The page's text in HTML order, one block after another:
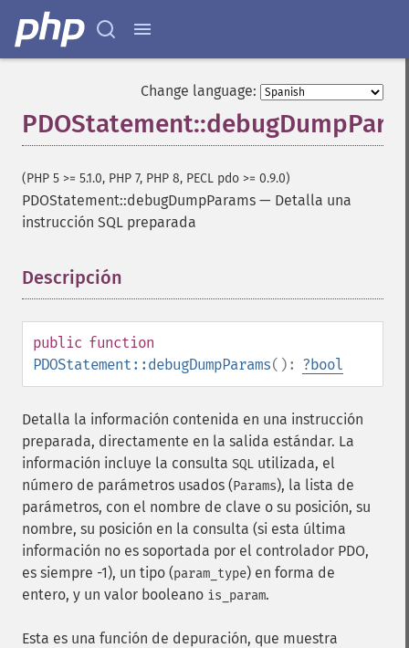
Change language:
(PHP 5 >= 5.1.0, PHP 7, PHP 8, PECL pdo >= 0.9.0)
PDOStatement::debugDumpParams — Detalla una
instrucción SQL preparada
Descripción
public function
PDOStatement::debugDumpParams(): ?bool
Detalla la información contenida en una instrucción
preparada, directamente en la salida estándar. La
información incluye la consulta SQL utilizada, el
número de parámetros usados (Params), la lista de
parámetros, con el nombre de clave o su posición, su
nombre, su posición en la consulta (si esta última
información no es soportada por el controlador PDO,
es siempre -1), un tipo (param_type) en forma de
entero, y un valor booleano is_param.
Esta es una función de depuración, que muestra